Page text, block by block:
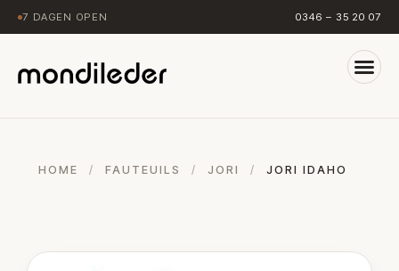
7 DAGEN OPEN 0346 – 35 20 07
HOME / FAUTEUILS / JORI / JORI IDAHO